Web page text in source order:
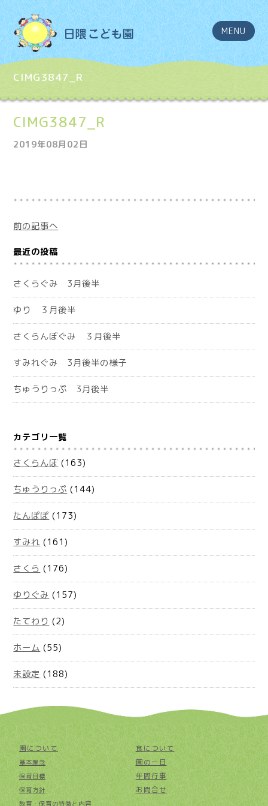
MENU
CIMG3847_R
CIMG3847_R
2019年08月02日
前の記事へ
最近の投稿
さくらぐみ 3月後半
ゆり ３月後半
さくらんぼぐみ ３月後半
すみれぐみ 3月後半の様子
ちゅうりっぷ 3月後半
カテゴリ一覧
さくらんぼ (163)
ちゅうりっぷ (144)
たんぽぽ (173)
すみれ (161)
さくら (176)
ゆりぐみ (157)
たてわり (2)
ホーム (55)
未設定 (188)
園について
基本理念
保育目標
保育方針
教育・保育の特徴と内容
食について
園の一日
年間行事
お問合せ